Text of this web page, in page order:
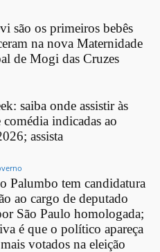
são os primeiros bebês
na nova Maternidade
de Mogi das Cruzes
saiba onde assistir às
comédia indicadas ao
assista
Palumbo tem candidatura
ao cargo de deputado
São Paulo homologada;
é que o político apareça
votados na eleição